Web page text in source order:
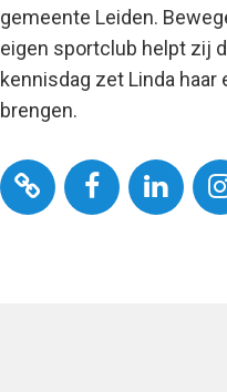
gemeente Leiden.
eigen sportclub helpt zij
kennisdag zet Linda
brengen.